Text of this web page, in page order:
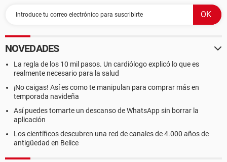
NOVEDADES
La regla de los 10 mil pasos. Un cardiólogo explicó lo que es
realmente necesario para la salud
¡No caigas! Así es como te manipulan para comprar más en
temporada navideña
Así puedes tomarte un descanso de WhatsApp sin borrar la
aplicación
Los científicos descubren una red de canales de 4.000 años de
antigüedad en Belice